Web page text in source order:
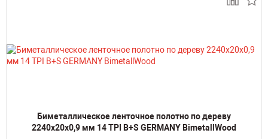
Биметаллическое ленточное полотно по дереву
2240х20х0,9 мм 14 TPI B+S GERMANY BimetallWood